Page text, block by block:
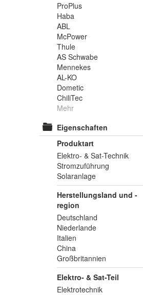
ProPlus
Haba
ABL
McPower
Thule
AS Schwabe
Mennekes
AL-KO
Dometic
ChiliTec
Mehr
Eigenschaften
Produktart
Elektro- & Sat-Technik
Stromzuführung
Solaranlage
Herstellungsland und -
region
Deutschland
Niederlande
Italien
China
Großbritannien
Elektro- & Sat-Teil
Elektrotechnik